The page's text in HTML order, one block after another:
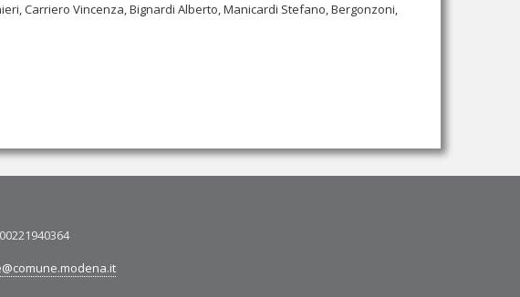
Carriero Vincenza, Bignardi Alberto, Manicardi Stefano, Bergonzoni,